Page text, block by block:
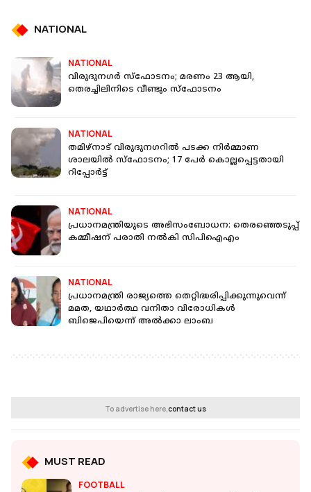
NATIONAL
NATIONAL
വിരുദുനഗര്‍ സ്‌ഫോടനം; മരണം 23 ആയി,
തെരച്ചിലിനിടെ വീണ്ടും സ്‌ഫോടനം
NATIONAL
തമിഴ്‌നാട് വിരുദുനഗറില്‍ പടക്ക നിർമ്മാണ
ശാലയില്‍ സ്‌ഫോടനം; 17 പേര്‍ കൊല്ലപ്പെട്ടതായി
റിപ്പോര്‍ട്ട്
NATIONAL
പ്രധാനമന്ത്രിയുടെ അഭിസംബോധന: തെരഞ്ഞെടുപ്പ്
കമ്മീഷന് പരാതി നല്‍കി സിപിഐഎം
NATIONAL
പ്രധാനമന്ത്രി രാജ്യത്തെ തെറ്റിദ്ധരിപ്പിക്കുന്നുവെന്ന്
മമത, യഥാർത്ഥ വനിതാ വിരോധികൾ
ബിജെപിയെന്ന് അൽക്കാ ലാംബ
To advertise here,contact us
MUST READ
FOOTBALL